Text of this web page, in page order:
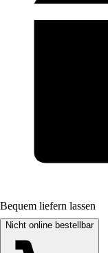
Bequem liefern lassen
Nicht online bestellbar